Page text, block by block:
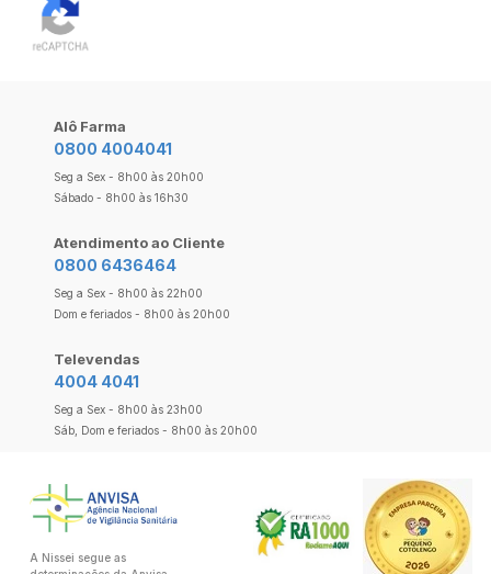
Alô Farma
0800 4004041
Seg a Sex - 8h00 às 20h00
Sábado - 8h00 às 16h30
Atendimento ao Cliente
0800 6436464
Seg a Sex - 8h00 às 22h00
Dom e feriados - 8h00 às 20h00
Televendas
4004 4041
Seg a Sex - 8h00 às 23h00
Sáb, Dom e feriados - 8h00 às 20h00
A Nissei segue as